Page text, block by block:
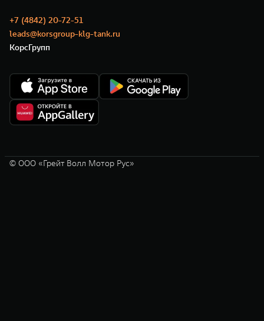
+7 (4842) 20-72-51
leads@korsgroup-klg-tank.ru
КорсГрупп
© ООО «Грейт Волл Мотор Рус»